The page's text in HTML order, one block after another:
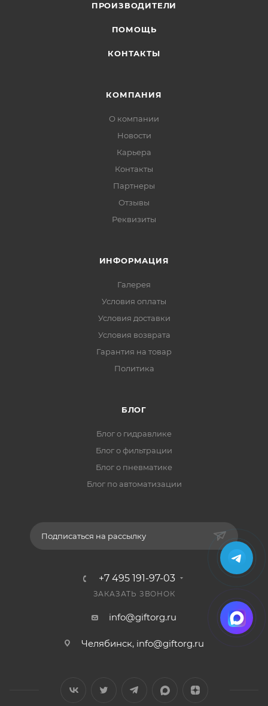
ПРОИЗВОДИТЕЛИ
ПОМОЩЬ
КОНТАКТЫ
КОМПАНИЯ
О компании
Новости
Карьера
Контакты
Партнеры
Отзывы
Реквизиты
ИНФОРМАЦИЯ
Галерея
Условия оплаты
Условия доставки
Условия возврата
Гарантия на товар
Политика
БЛОГ
Блог о гидравлике
Блог о фильтрации
Блог о пневматике
Блог по автоматизации
Подписаться на рассылку
+7 495 191-97-03
ЗАКАЗАТЬ ЗВОНОК
info@giftorg.ru
Челябинск, info@giftorg.ru